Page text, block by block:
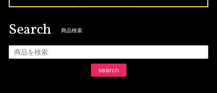
Search 商品検索
search